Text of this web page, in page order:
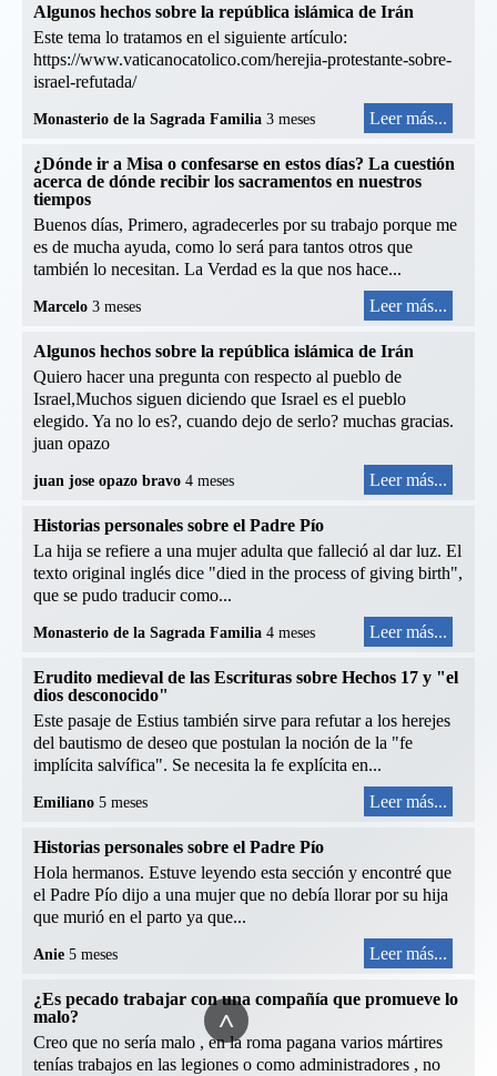
Algunos hechos sobre la república islámica de Irán
Este tema lo tratamos en el siguiente artículo:
https://www.vaticanocatolico.com/herejia-protestante-sobre-
israel-refutada/
Monasterio de la Sagrada Familia 3 meses Leer más...
¿Dónde ir a Misa o confesarse en estos días? La cuestión
acerca de dónde recibir los sacramentos en nuestros
tiempos
Buenos días, Primero, agradecerles por su trabajo porque me
es de mucha ayuda, como lo será para tantos otros que
también lo necesitan. La Verdad es la que nos hace...
Marcelo 3 meses Leer más...
Algunos hechos sobre la república islámica de Irán
Quiero hacer una pregunta con respecto al pueblo de
Israel,Muchos siguen diciendo que Israel es el pueblo
elegido. Ya no lo es?, cuando dejo de serlo? muchas gracias.
juan opazo
juan jose opazo bravo 4 meses Leer más...
Historias personales sobre el Padre Pío
La hija se refiere a una mujer adulta que falleció al dar luz. El
texto original inglés dice "died in the process of giving birth",
que se pudo traducir como...
Monasterio de la Sagrada Familia 4 meses Leer más...
Erudito medieval de las Escrituras sobre Hechos 17 y "el
dios desconocido"
Este pasaje de Estius también sirve para refutar a los herejes
del bautismo de deseo que postulan la noción de la "fe
implícita salvífica". Se necesita la fe explícita en...
Emiliano 5 meses Leer más...
Historias personales sobre el Padre Pío
Hola hermanos. Estuve leyendo esta sección y encontré que
el Padre Pío dijo a una mujer que no debía llorar por su hija
que murió en el parto ya que...
Anie 5 meses Leer más...
¿Es pecado trabajar con una compañía que promueve lo
malo?
Creo que no sería malo , en la roma pagana varios mártires
tenías trabajos en las legiones o como administradores , no
^